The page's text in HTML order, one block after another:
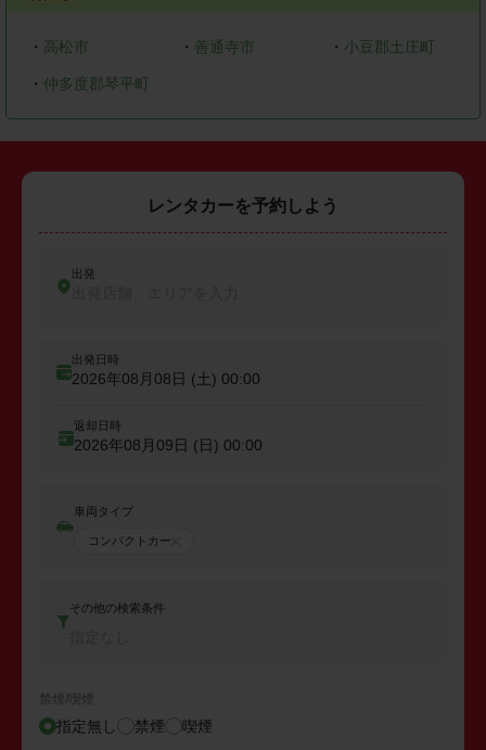
・ 高松市 ・ 善通寺市 ・ 小豆郡土庄町
・ 仲多度郡琴平町
レンタカーを予約しよう
出発
出発日時
2026年08月08日 (土) 00:00
返却日時
2026年08月09日 (日) 00:00
車両タイプ
コンパクトカー
その他の検索条件
禁煙/喫煙
指定無し 禁煙 喫煙